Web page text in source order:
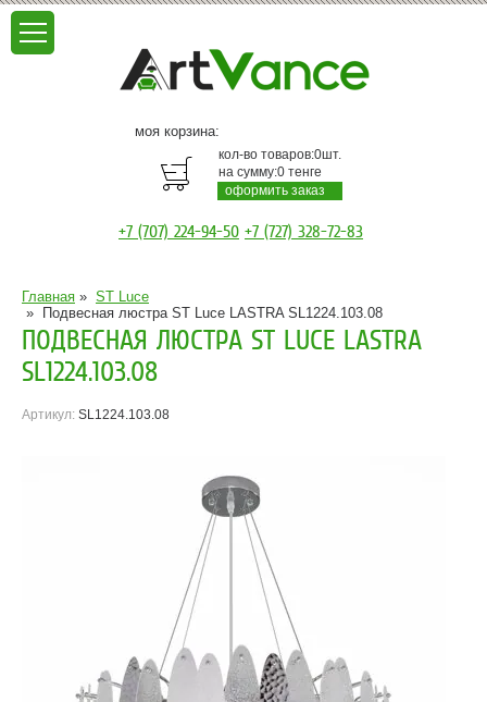
моя корзина:
кол-во товаров:0шт.
на сумму:0 тенге
оформить заказ
+7 (707) 224-94-50 +7 (727) 328-72-83
Главная » ST Luce
»
Подвесная люстра ST Luce LASTRA SL1224.103.08
ПОДВЕСНАЯ ЛЮСТРА ST LUCE LASTRA
SL1224.103.08
Артикул: SL1224.103.08